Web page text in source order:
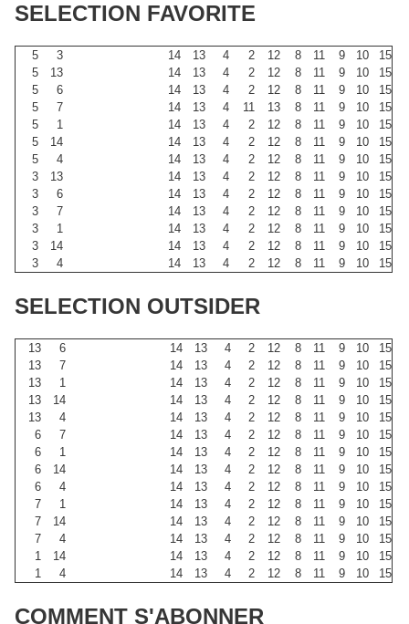
SELECTION FAVORITE
5 3 14 13 4 2 12 8 11 9 10
15
5
13 14 13 4 2 12 8 11 9 10
15
5
6 14 13 4 2 12 8 11 9 10
15
5
7 14 13 4 11 13 8 11 9 10
15
5
1 14 13 4 2 12 8 11 9 10
15
5
14 14 13 4 2 12 8 11 9 10
15
5
4 14 13 4 2 12 8 11 9 10
15
3
13 14 13 4 2 12 8 11 9 10
15
3
6 14 13 4 2 12 8 11 9 10
15
3
7 14 13 4 2 12 8 11 9 10
15
3
1 14 13 4 2 12 8 11 9 10
15
3
14 14 13 4 2 12 8 11 9 10
15
3
4 14 13 4 2 12 8 11 9 10 15
SELECTION OUTSIDER
13 6 14 13 4 2 12 8 11 9 10
15
13
7 14 13 4 2 12 8 11 9 10
15
13
1 14 13 4 2 12 8 11 9 10
15
13
14 14 13 4 2 12 8 11 9 10
15
13
4 14 13 4 2 12 8 11 9 10
15
6
7 14 13 4 2 12 8 11 9 10
15
6
1 14 13 4 2 12 8 11 9 10
15
6
14 14 13 4 2 12 8 11 9 10
15
6
4 14 13 4 2 12 8 11 9 10
15
7
1 14 13 4 2 12 8 11 9 10
15
7
14 14 13 4 2 12 8 11 9 10
15
7
4 14 13 4 2 12 8 11 9 10
15
1
14 14 13 4 2 12 8 11 9 10
15
1
4 14 13 4 2 12 8 11 9 10 15
COMMENT S'ABONNER